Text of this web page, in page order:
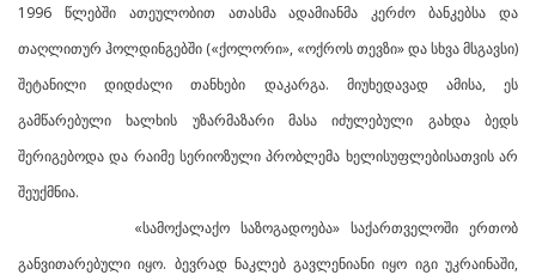
1996 წლებში ათეულობით ათასმა ადამიანმა კერძო ბანკებსა და
თაღლითურ ჰოლდინგებში («ქოლორი», «ოქროს თევზი» და სხვა მსგავსი)
შეტანილი დიდძალი თანხები დაკარგა. მიუხედავად ამისა, ეს
გამწარებული ხალხის უზარმაზარი მასა იძულებული გახდა ბედს
შერიგებოდა და რაიმე სერიოზული პრობლემა ხელისუფლებისათვის არ
შეუქმნია.
«სამოქალაქო საზოგადოება» საქართველოში ერთობ
განვითარებული იყო. ბევრად ნაკლებ გავლენიანი იყო იგი უკრაინაში,